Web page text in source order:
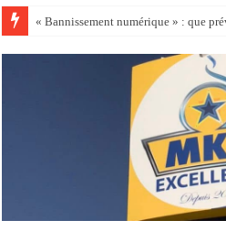
Happy City Index 2026 : aucune ville